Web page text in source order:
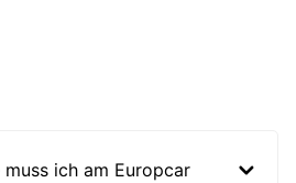
ich am Europcar